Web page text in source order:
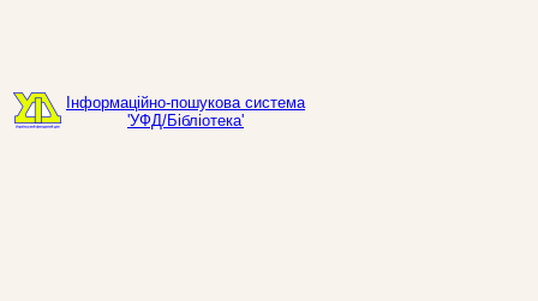
Інформаційно-пошукова система
'УФД/Бібліотека'